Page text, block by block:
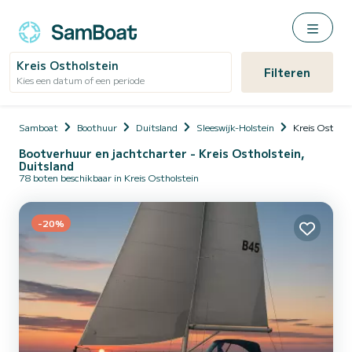
Kreis Ostholstein
Kies een datum of een periode Filteren
Samboat Boothuur Duitsland Sleeswijk-Holstein Kreis
Bootverhuur en jachtcharter - Kreis Ostholstein,
Duitsland
78 boten beschikbaar in Kreis Ostholstein
-20%